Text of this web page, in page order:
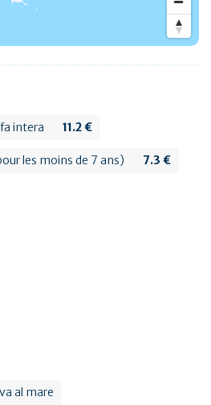
intera 11.2 €
les moins de 7 ans) 7.3 €
al mare